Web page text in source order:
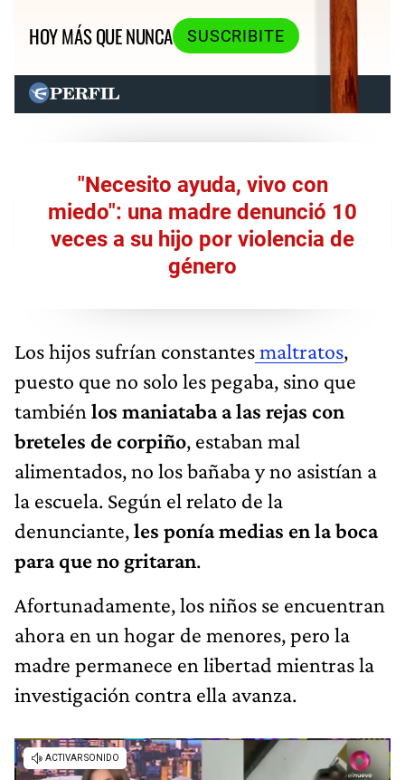
HOY MÁS QUE NUNCA
SUSCRIBITE
"Necesito ayuda, vivo con
miedo": una madre denunció 10
veces a su hijo por violencia de
género
Los hijos sufrían constantesmaltratos,
puesto que no solo les pegaba, sino que
también los maniataba a las rejas con
breteles de corpiño, estaban mal
alimentados, no los bañaba y no asistían a
la escuela. Según el relato de la
denunciante,les ponía medias en la boca
para que no gritaran.
Afortunadamente, los niños se encuentran
ahora en un hogar de menores, pero la
madre permanece en libertad mientras la
investigación contra ella avanza.